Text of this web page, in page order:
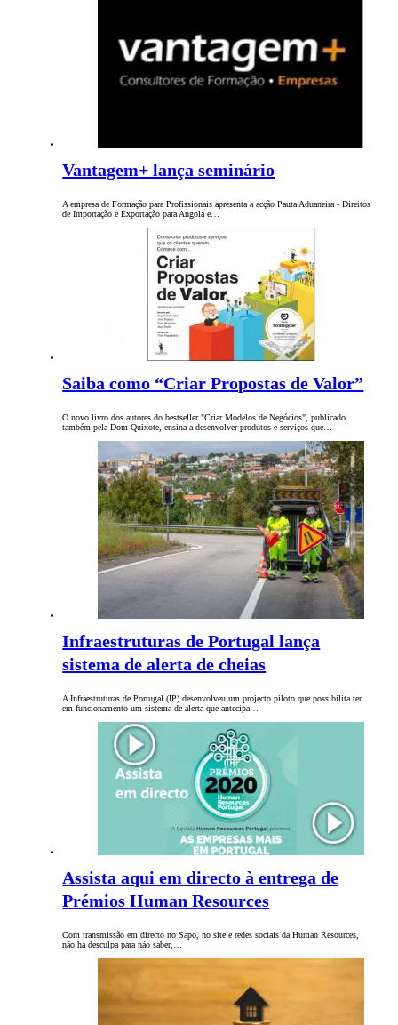
Vantagem+ lança seminário
A empresa de Formação para Profissionais apresenta a acção Pauta Aduaneira - Direitos
de Importação e Exportação para Angola e…
Saiba como “Criar Propostas de Valor”
O novo livro dos autores do bestseller "Criar Modelos de Negócios", publicado
também pela Dom Quixote, ensina a desenvolver produtos e serviços que…
Infraestruturas de Portugal lança
sistema de alerta de cheias
A Infraestruturas de Portugal (IP) desenvolveu um projecto piloto que possibilita ter
em funcionamento um sistema de alerta que antecipa…
Assista aqui em directo à entrega de
Prémios Human Resources
Com transmissão em directo no Sapo, no site e redes sociais da Human Resources,
não há desculpa para não saber,…